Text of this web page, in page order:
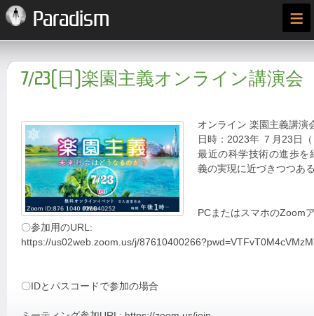
Paradism ≡
7/23(日)楽園主義オンライン講演会
オンライン 楽園主義講演
日時：2023年 ７月23日
最近の科学技術の進歩を
義の実現に近づきつつあ
PCまたはスマホのZoom
〇参加用のURL:
https://us02web.zoom.us/j/
〇IDとパスコードで参加の場合